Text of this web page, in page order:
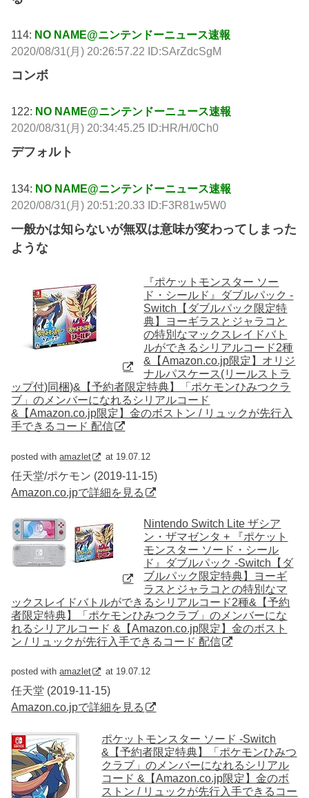
114: NO NAME@ニンテンドーニュース速報
2020/08/31(月) 20:26:57.22 ID:SArZdcSgM
コンボ
122: NO NAME@ニンテンドーニュース速報
2020/08/31(月) 20:34:45.25 ID:HR/H/0Ch0
デフォルト
134: NO NAME@ニンテンドーニュース速報
2020/08/31(月) 20:51:20.33 ID:F3R81w5W0
一般かは知らないが無双は意味が変わってしまった
ような
『ポケットモンスター ソー
ド・シールド』ダブルパック -
Switch【ダブルパック限定特
典】ヨーギラスとジャラコと
の特別なマックスレイドバト
ルができるシリアルコード2種
&【Amazon.co.jp限定】オリジ
ナルパスケース(リールストラ
ップ付)同梱)&【予約者限定特典】「ポケモンひみつクラ
ブ」のメンバーになれるシリアルコード
&【Amazon.co.jp限定】金のボストン / リュックが先行入
手できるコード 配信
posted withamazlet at 19.07.12
任天堂/ポケモン (2019-11-15)
Amazon.co.jpで詳細を見る
Nintendo Switch Lite ザシア
ン・ザマゼンタ + 『ポケット
モンスター ソード・シール
ド』ダブルパック -Switch【ダ
ブルパック限定特典】ヨーギ
ラスとジャラコとの特別なマ
ックスレイドバトルができるシリアルコード2種&【予約
者限定特典】「ポケモンひみつクラブ」のメンバーにな
れるシリアルコード &【Amazon.co.jp限定】金のボスト
ン / リュックが先行入手できるコード 配信
posted withamazlet at 19.07.12
任天堂 (2019-11-15)
Amazon.co.jpで詳細を見る
ポケットモンスター ソード -Switch
&【予約者限定特典】「ポケモンひみつ
クラブ」のメンバーになれるシリアル
コード &【Amazon.co.jp限定】金のボ
ストン / リュックが先行入手できるコー